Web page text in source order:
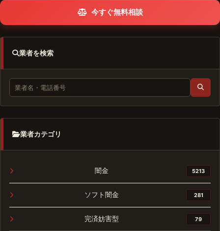
今すぐ無料相談
業者を検索
業者カテゴリ
闇金 5213
ソフト闇金 281
完済妨害型 79